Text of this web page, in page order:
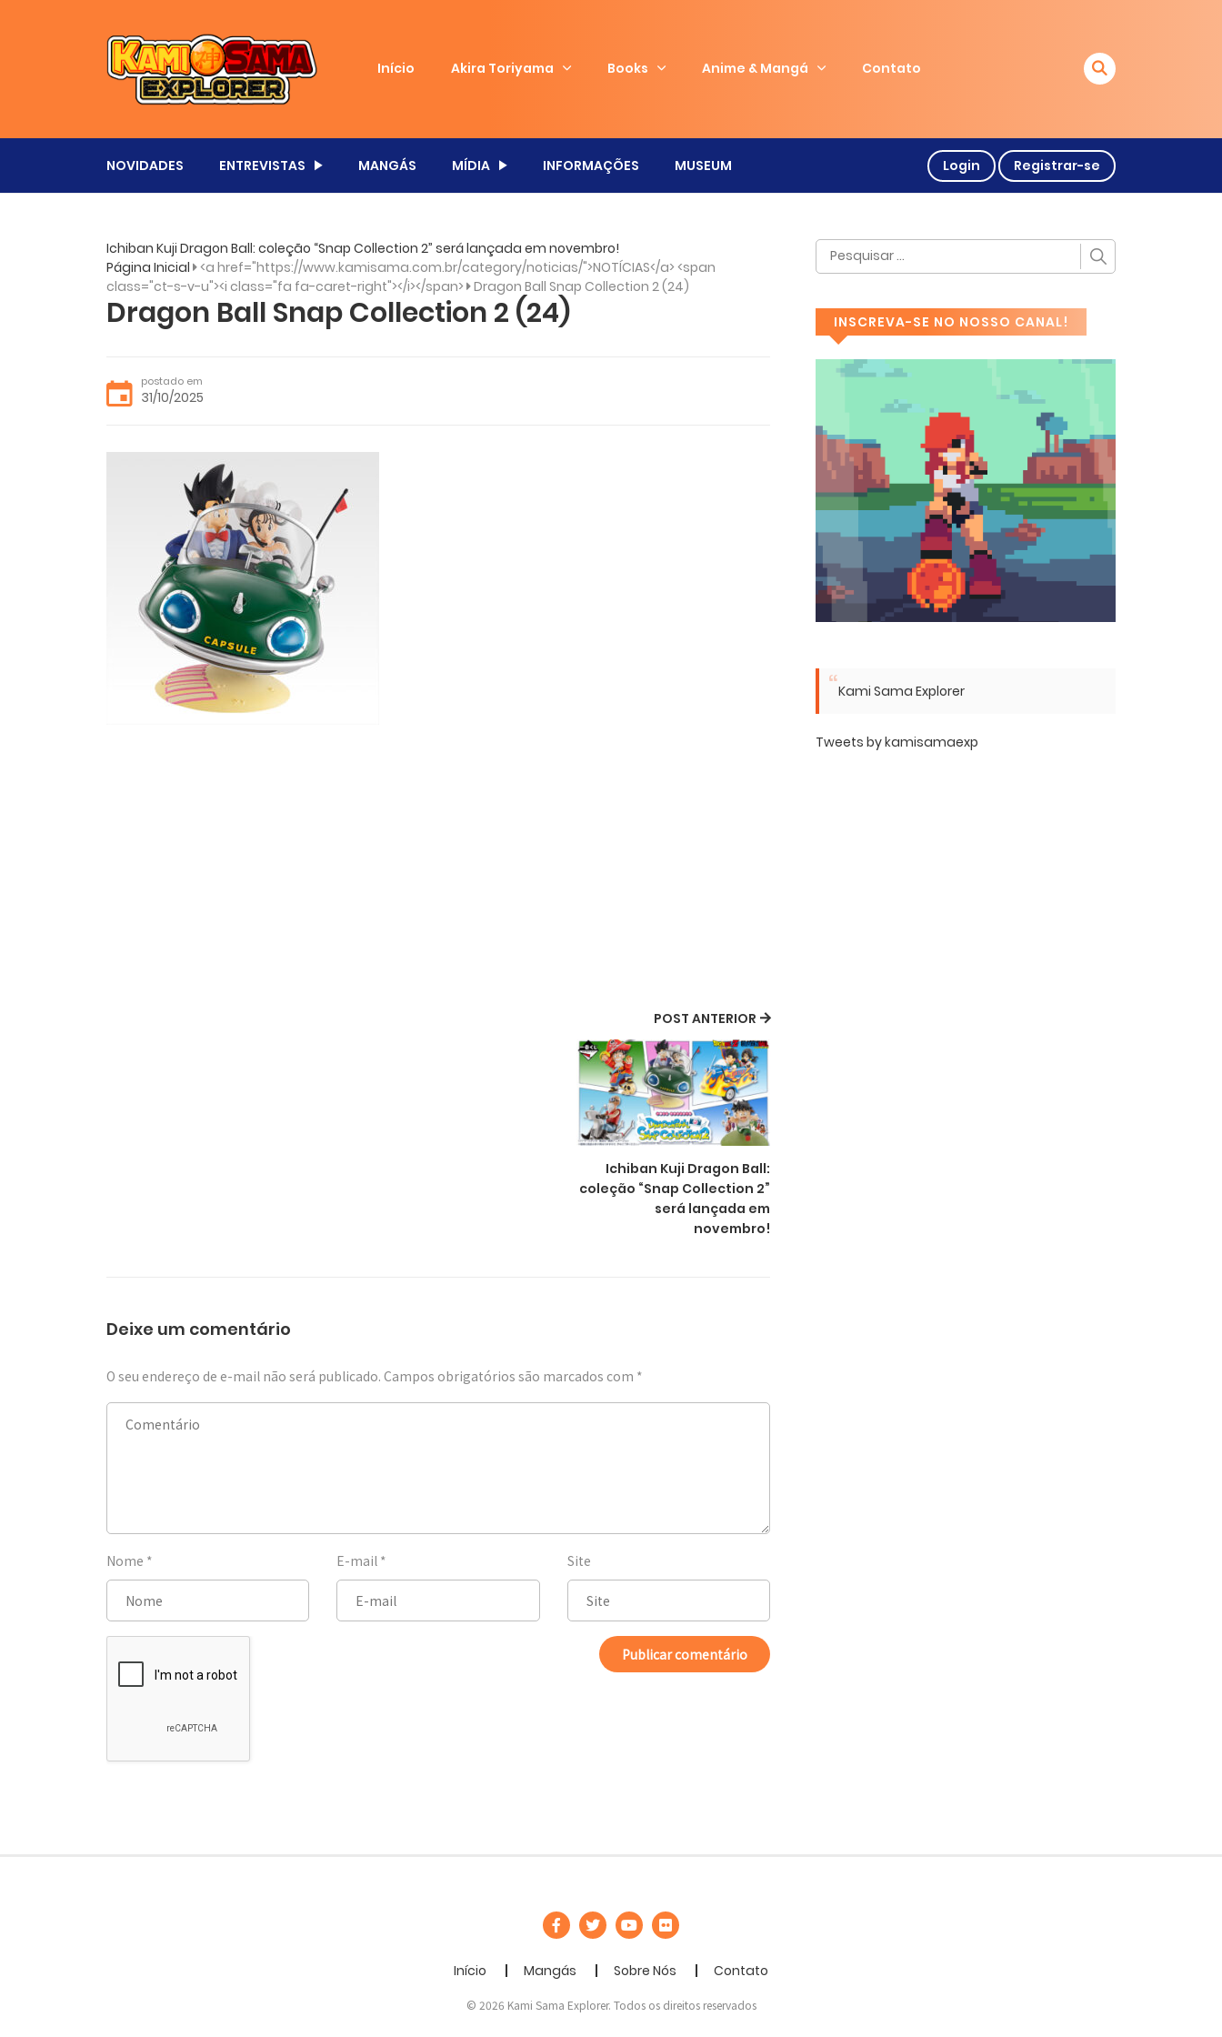
Início Akira Toriyama Books Anime & Mangá Contato
NOVIDADES ENTREVISTAS MANGÁS MÍDIA INFORMAÇÕES MUSEUM Login Registrar-se
Ichiban Kuji Dragon Ball: coleção “Snap Collection 2” será lançada em novembro!
Página Inicial <a href="https://www.kamisama.com.br/category/noticias/">NOTÍCIAS</a> <span
class="ct-s-v-u"><i class="fa fa-caret-right"></i></span> Dragon Ball Snap Collection 2 (24)
Dragon Ball Snap Collection 2 (24)
postado em
31/10/2025
POST ANTERIOR
Ichiban Kuji Dragon Ball:
coleção “Snap Collection 2”
será lançada em
novembro!
Deixe um comentário
O seu endereço de e-mail não será publicado. Campos obrigatórios são marcados com *
Nome * E-mail * Site
INSCREVA-SE NO NOSSO CANAL!
Kami Sama Explorer
Tweets by kamisamaexp
Início Mangás Sobre Nós Contato
© 2026 Kami Sama Explorer. Todos os direitos reservados